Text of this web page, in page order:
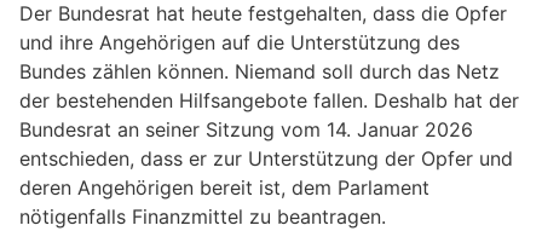
Der Bundesrat hat heute festgehalten, dass die Opfer
und ihre Angehörigen auf die Unterstützung des
Bundes zählen können. Niemand soll durch das Netz
der bestehenden Hilfsangebote fallen. Deshalb hat der
Bundesrat an seiner Sitzung vom 14. Januar 2026
entschieden, dass er zur Unterstützung der Opfer und
deren Angehörigen bereit ist, dem Parlament
nötigenfalls Finanzmittel zu beantragen.